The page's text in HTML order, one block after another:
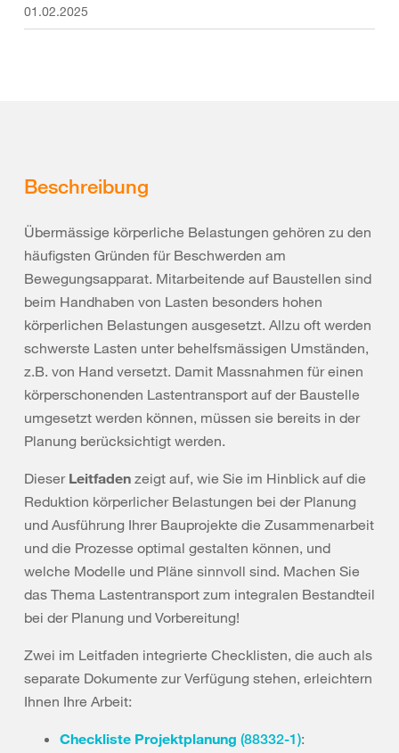
01.02.2025
Beschreibung
Übermässige körperliche Belastungen gehören zu den
häufigsten Gründen für Beschwerden am
Bewegungsapparat. Mitarbeitende auf Baustellen sind
beim Handhaben von Lasten besonders hohen
körperlichen Belastungen ausgesetzt. Allzu oft werden
schwerste Lasten unter behelfsmässigen Umständen,
z.B. von Hand versetzt. Damit Massnahmen für einen
körperschonenden Lastentransport auf der Baustelle
umgesetzt werden können, müssen sie bereits in der
Planung berücksichtigt werden.
Dieser Leitfaden zeigt auf, wie Sie im Hinblick auf die
Reduktion körperlicher Belastungen bei der Planung
und Ausführung Ihrer Bauprojekte die Zusammenarbeit
und die Prozesse optimal gestalten können, und
welche Modelle und Pläne sinnvoll sind. Machen Sie
das Thema Lastentransport zum integralen Bestandteil
bei der Planung und Vorbereitung!
Zwei im Leitfaden integrierte Checklisten, die auch als
separate Dokumente zur Verfügung stehen, erleichtern
Ihnen Ihre Arbeit:
Checkliste Projektplanung (88332-1):